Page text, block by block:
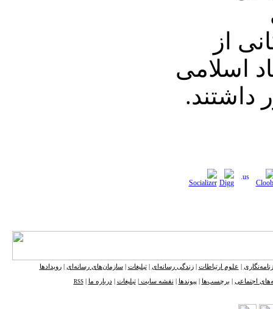
از
اسلامی
داشتند.
علوم ارتباطات |زندگی رسانه‌ای |تبلیغات سازمان‌های رسانه‌ای |رویدادها
اجتماعی برچسب‌ها پیوندها نقشه ‌سایت تبلیغات |درباره ما |
RSS